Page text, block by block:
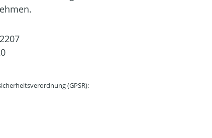
(GPSR):